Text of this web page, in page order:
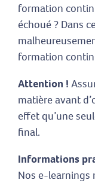
formation
échoué ? Dans
formation
Attention !
matière avant
effet qu’une
final.
Informations
Nos e-learnings